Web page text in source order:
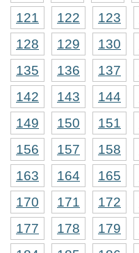
121
122 123
128
129 130
135
136 137
142
143 144
149
150 151
156
157 158
163
164 165
170
171 172
177
178 179